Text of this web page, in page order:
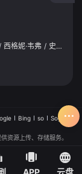
西格妮·韦弗 / 史蒂芬·朗
Bing so
Sogou
资源上传、存储服务。
APP 云盘